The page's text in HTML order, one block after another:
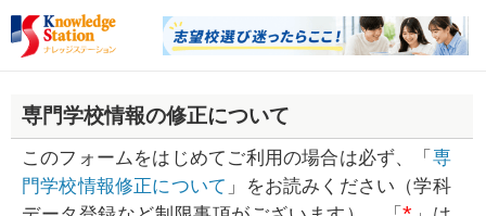
専門学校情報の修正について
このフォームをはじめてご利用の場合は必ず、「 専
門学校情報修正について 」をお読みください（学科